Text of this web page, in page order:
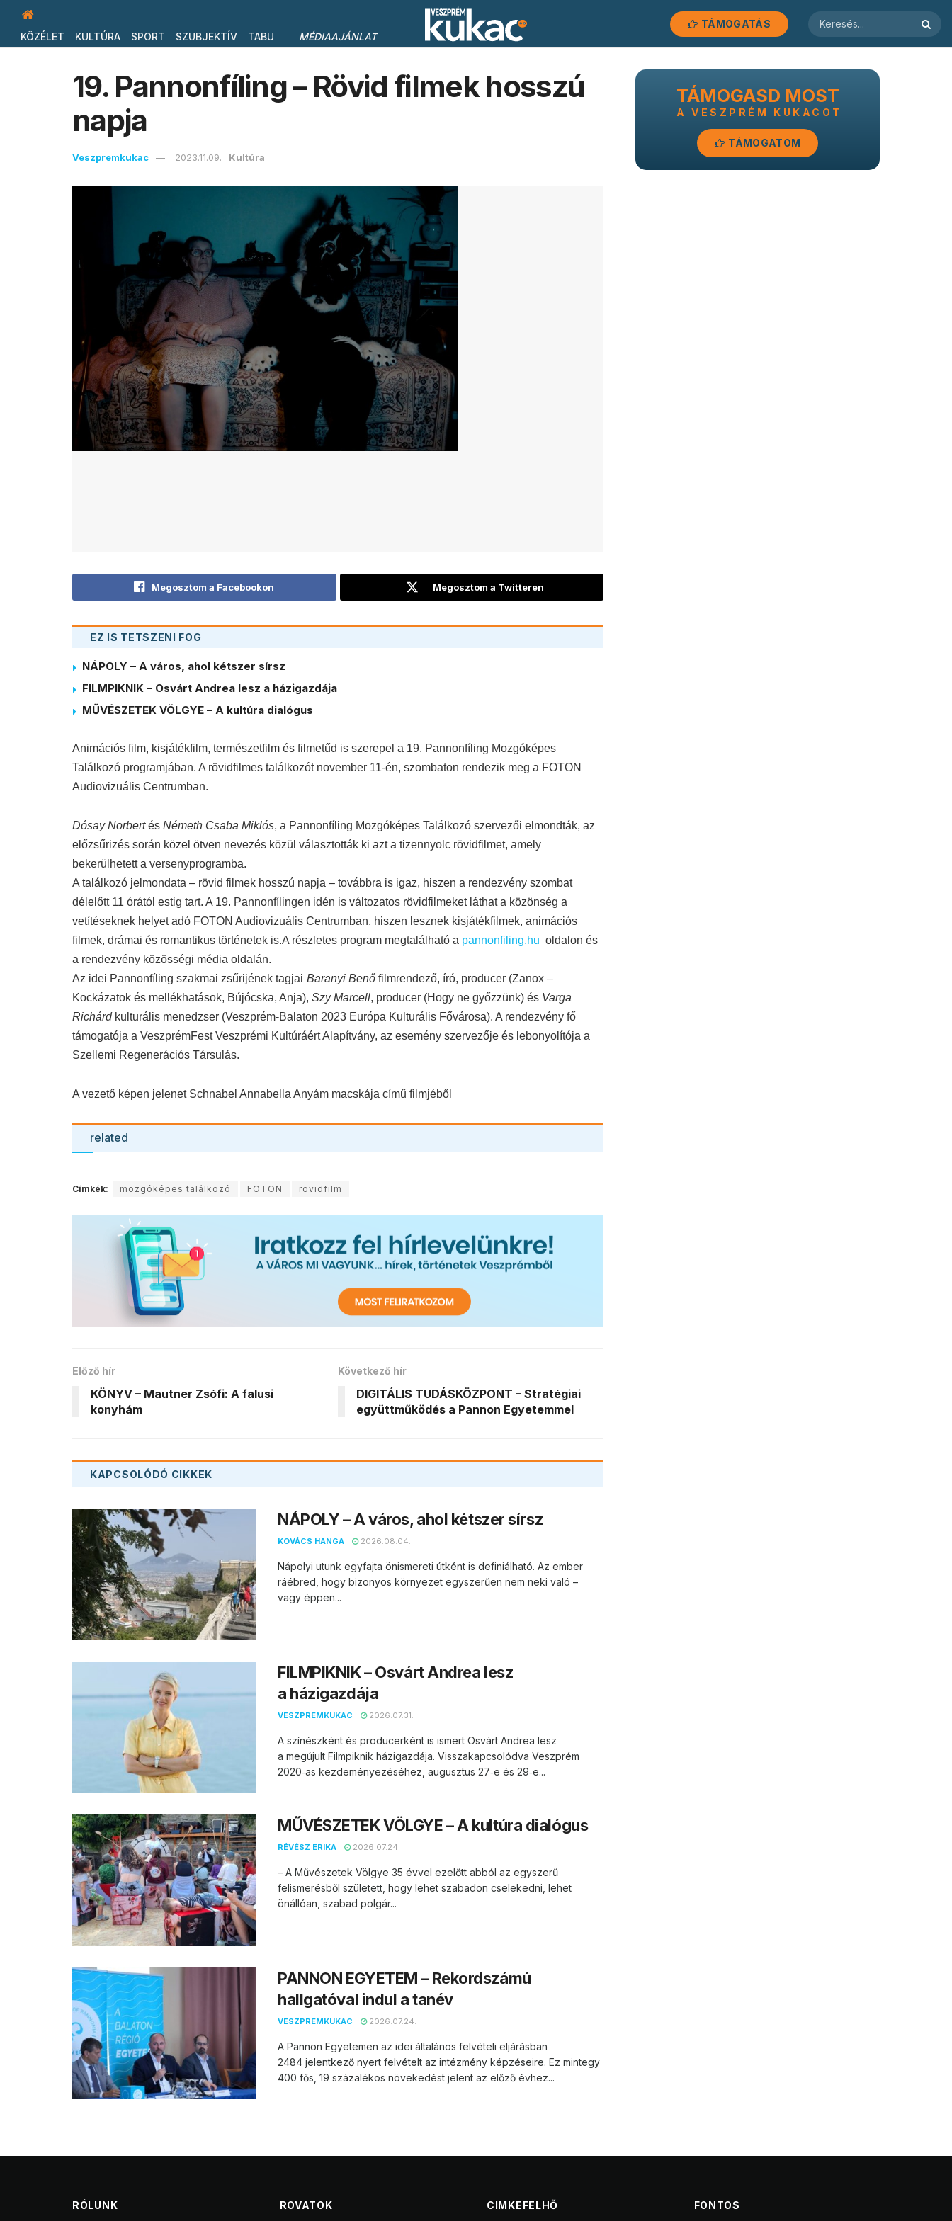
KÖZÉLET KULTÚRA SPORT SZUBJEKTÍV TABU MÉDIAAJÁNLAT
TÁMOGATÁS
19. Pannonfíling – Rövid filmek hosszú
napja
Veszpremkukac 2023.11.09. Kultúra
Megosztom a Facebookon Megosztom a Twitteren
EZ IS TETSZENI FOG
NÁPOLY – A város, ahol kétszer sírsz
FILMPIKNIK – Osvárt Andrea lesz a házigazdája
MŰVÉSZETEK VÖLGYE – A kultúra dialógus
Animációs film, kisjátékfilm, természetfilm és filmetűd is szerepel a 19. Pannonfíling Mozgóképes
Találkozó programjában. A rövidfilmes találkozótnovember 11-én, szombaton rendezik meg a FOTON
Audiovizuális Centrumban.
Dósay Norbertés Németh Csaba Miklós, a Pannonfíling Mozgóképes Találkozó szervezői elmondták, az
előzsűrizés során közel ötven nevezés közül választották ki azt a tizennyolc rövidfilmet, amely
bekerülhetett a versenyprogramba.
A találkozó jelmondata – rövid filmek hosszú napja – továbbra is igaz, hiszen a rendezvény szombat
délelőtt 11 órától estig tart. A 19. Pannonfílingen idén is változatos rövidfilmeket láthat a közönség a
vetítéseknek helyet adó FOTON Audiovizuális Centrumban, hiszen lesznek kisjátékfilmek, animációs
filmek, drámai és romantikus történetek is.A részletes program megtalálható a pannonfiling.hu oldalon és
a rendezvény közösségi média oldalán.
Az idei Pannonfíling szakmai zsűrijének tagjai Baranyi Benő filmrendező, író, producer (Zanox –
Kockázatok és mellékhatások, Bújócska, Anja), Szy Marcell, producer (Hogy ne győzzünk) és Varga
Richárdkulturális menedzser (Veszprém-Balaton 2023 Európa Kulturális Fővárosa). A rendezvény fő
támogatója a VeszprémFest Veszprémi Kultúráért Alapítvány, az esemény szervezője és lebonyolítója a
Szellemi Regenerációs Társulás.
A vezető képen jelenet Schnabel Annabella Anyám macskája című filmjéből
related
Címkék: mozgóképes találkozó FOTON rövidfilm
Előző hír
KÖNYV – Mautner Zsófi: A falusi
konyhám
Következő hír
DIGITÁLIS TUDÁSKÖZPONT – Stratégiai
együttműködés a Pannon Egyetemmel
KAPCSOLÓDÓ CIKKEK
NÁPOLY – A város, ahol kétszer sírsz
KOVÁCS HANGA 2026.08.04.
Nápolyi utunk egyfajta önismereti útként is definiálható. Az ember
ráébred, hogy bizonyos környezet egyszerűen nem neki való –
vagy éppen...
FILMPIKNIK – Osvárt Andrea lesz
a házigazdája
VESZPREMKUKAC 2026.07.31.
A színészként és producerként is ismert Osvárt Andrea lesz
a megújult Filmpiknik házigazdája. Visszakapcsolódva Veszprém
2020‑as kezdeményezéséhez, augusztus 27‑e és 29‑e...
MŰVÉSZETEK VÖLGYE – A kultúra dialógus
RÉVÉSZ ERIKA 2026.07.24.
– A Művészetek Völgye 35 évvel ezelőtt abból az egyszerű
felismerésből született, hogy lehet szabadon cselekedni, lehet
önállóan, szabad polgár...
PANNON EGYETEM – Rekordszámú
hallgatóval indul a tanév
VESZPREMKUKAC 2026.07.24.
A Pannon Egyetemen az idei általános felvételi eljárásban
2484 jelentkező nyert felvételt az intézmény képzéseire. Ez mintegy
400 fős, 19 százalékos növekedést jelent az előző évhez...
TÁMOGASD MOST
A VESZPRÉM KUKACOT
TÁMOGATOM
RÓLUNK ROVATOK CIMKEFELHŐ FONTOS